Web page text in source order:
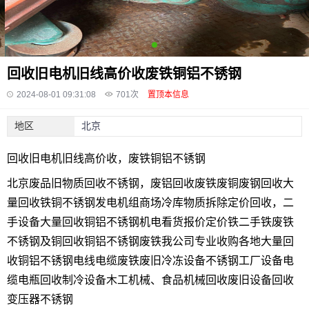
回收旧电机旧线高价收废铁铜铝不锈钢
2024-08-01 09:31:08 701次 置顶本信息
地区 北京
回收旧电机旧线高价收，废铁铜铝不锈钢
北京废品旧物质回收不锈钢，废铝回收废铁废铜废钢回收大
量回收铁铜不锈钢发电机组商场冷库物质拆除定价回收，二
手设备大量回收铜铝不锈钢机电看货报价定价铁二手铁废铁
不锈钢及铜回收铜铝不锈钢废铁我公司专业收购各地大量回
收铜铝不锈钢电线电缆废铁废旧冷冻设备不锈钢工厂设备电
缆电瓶回收制冷设备木工机械、食品机械回收废旧设备回收
变压器不锈钢